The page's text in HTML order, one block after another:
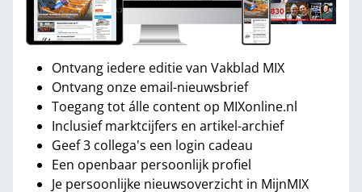
Ontvang iedere editie van Vakblad MIX
Ontvang onze email-nieuwsbrief
Toegang tot álle content op MIXonline.nl
Inclusief marktcijfers en artikel-archief
Geef 3 collega's een login cadeau
Een openbaar persoonlijk profiel
Je persoonlijke nieuwsoverzicht in MijnMIX